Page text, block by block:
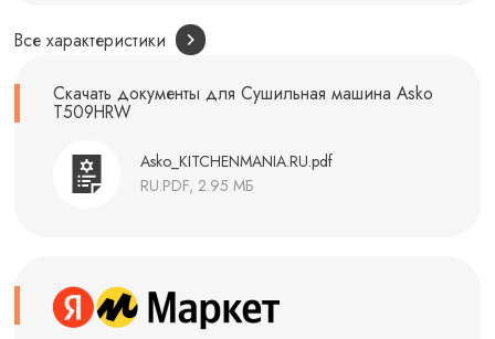
Все характеристики
Скачать документы для Сушильная машина Asko
T509HRW
Asko_KITCHENMANIA.RU.pdf
RU.PDF, 2.95 МБ